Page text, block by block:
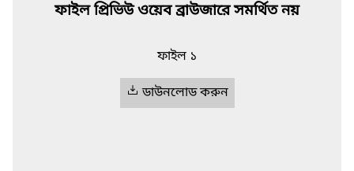
ফাইল প্রিভিউ ওয়েব ব্রাউজারে সমর্থিত নয়
ফাইল ১
ডাউনলোড করুন